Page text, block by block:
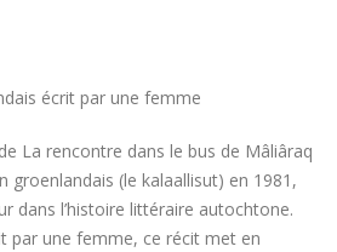
écrit par une femme
La rencontre dans le bus de Mâliâraq
groenlandais (le kalaallisut) en 1981,
dans l’histoire littéraire autochtone.
par une femme, ce récit met en